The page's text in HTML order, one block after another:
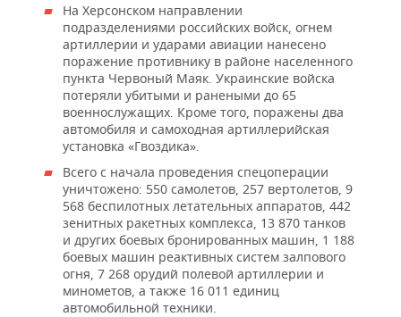
На Херсонском направлении
подразделениями российских войск, огнем
артиллерии и ударами авиации нанесено
поражение противнику в районе населенного
пункта Червоный Маяк. Украинские войска
потеряли убитыми и ранеными до 65
военнослужащих. Кроме того, поражены два
автомобиля и самоходная артиллерийская
установка «Гвоздика».
Всего с начала проведения спецоперации
уничтожено: 550 самолетов, 257 вертолетов, 9
568 беспилотных летательных аппаратов, 442
зенитных ракетных комплекса, 13 870 танков
и других боевых бронированных машин, 1 188
боевых машин реактивных систем залпового
огня, 7 268 орудий полевой артиллерии и
минометов, а также 16 011 единиц
автомобильной техники.